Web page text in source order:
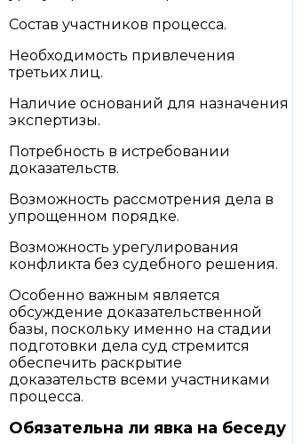
Состав участников процесса.
Необходимость привлечения
третьих лиц.
Наличие оснований для назначения
экспертизы.
Потребность в истребовании
доказательств.
Возможность рассмотрения дела в
упрощенном порядке.
Возможность урегулирования
конфликта без судебного решения.
Особенно важным является
обсуждение доказательственной
базы, поскольку именно на стадии
подготовки дела суд стремится
обеспечить раскрытие
доказательств всеми участниками
процесса.
Обязательна ли явка на беседу